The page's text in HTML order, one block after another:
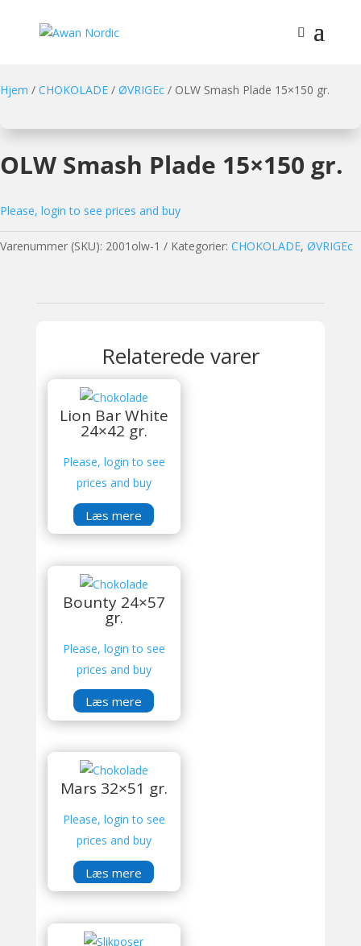
Hjem / CHOKOLADE / ØVRIGEc / OLW Smash Plade 15×150 gr.
OLW Smash Plade 15×150 gr.
Please, login to see prices and buy
Varenummer (SKU): 2001olw-1 Kategorier: CHOKOLADE, ØVRIGEc
Relaterede varer
Lion Bar White
24×42 gr.
Please, login to see
prices and buy
Læs mere
Bounty 24×57
gr.
Please, login to see
prices and buy
Læs mere
Mars 32×51 gr.
Please, login to see
prices and buy
Læs mere